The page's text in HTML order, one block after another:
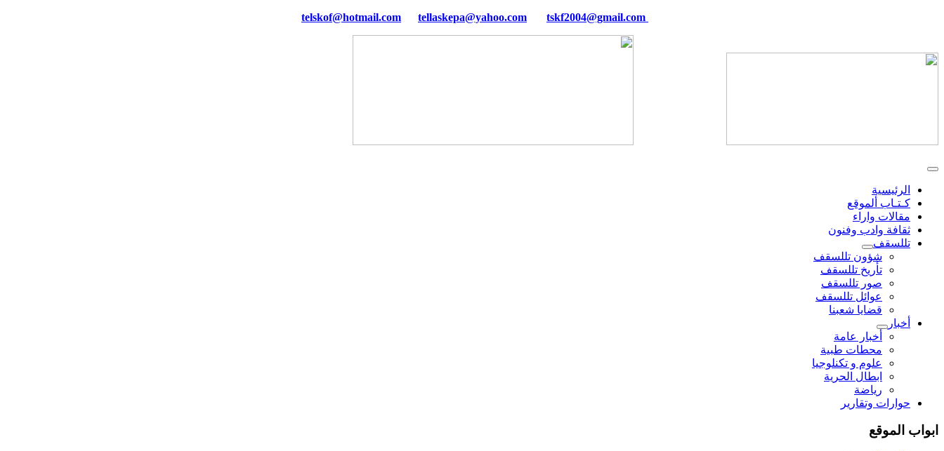
tellaskepa@yahoo.com tskf2004@gmail.com
الرئيسية
كـتـاب ألموقع
مقالات واراء
ثقافة وادب وفنون
تللسقف
شؤون تللسقف
تأريخ تللسقف
صور تللسقف
عوائل تللسقف
قضايا شعبنا
أخبار
أخبار عامة
محطات طبية
علوم و تکنلوجیا
ابطال الحرية
رياضة
حوارات وتقارير
ابواب الموقع